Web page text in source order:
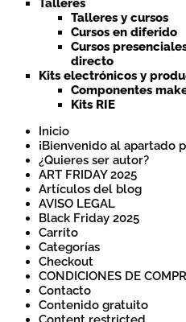
Talleres
Talleres y cursos
Cursos en diferido
Cursos
directo
Kits electrónicos y
Componentes
Kits RIE
Inicio
¡Bienvenido al apartado
¿Quieres ser autor?
ART FRIDAY 2025
Artículos del blog
AVISO LEGAL
Black Friday 2025
Carrito
Categorías
Checkout
CONDICIONES DE
Contacto
Contenido gratuito